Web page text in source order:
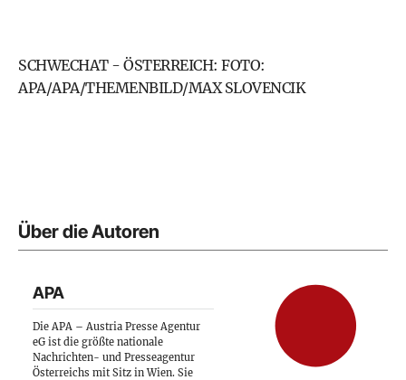
SCHWECHAT - ÖSTERREICH: FOTO:
APA/APA/THEMENBILD/MAX SLOVENCIK
Über die Autoren
APA
Die APA – Austria Presse Agentur
eG ist die größte nationale
Nachrichten- und Presseagentur
Österreichs mit Sitz in Wien. Sie